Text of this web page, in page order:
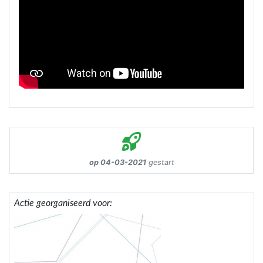
op 04-03-2021gestart
Actie georganiseerd voor: